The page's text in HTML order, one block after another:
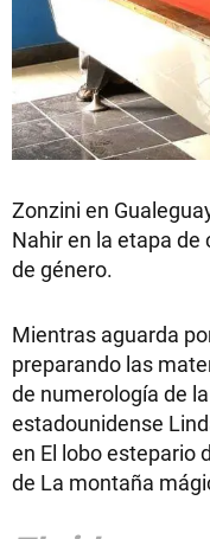
Zonzini en
Nahir en la etapa de
de género.
Mientras aguarda
preparando las
de numerología de la
estadounidense
en El lobo estepario
de La montaña